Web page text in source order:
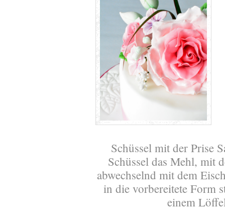
Schüssel mit der Prise
Schüssel das Mehl, mit
abwechselnd mit dem
in die vorbereitete Form
einem